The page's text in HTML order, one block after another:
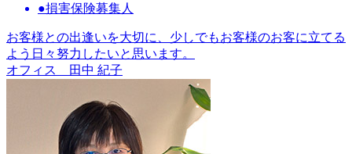
●損害保険募集人
お客様との出逢いを大切に、少しでもお客様のお客に立てる
よう日々努力したいと思います。
オフィス
田中 紀子